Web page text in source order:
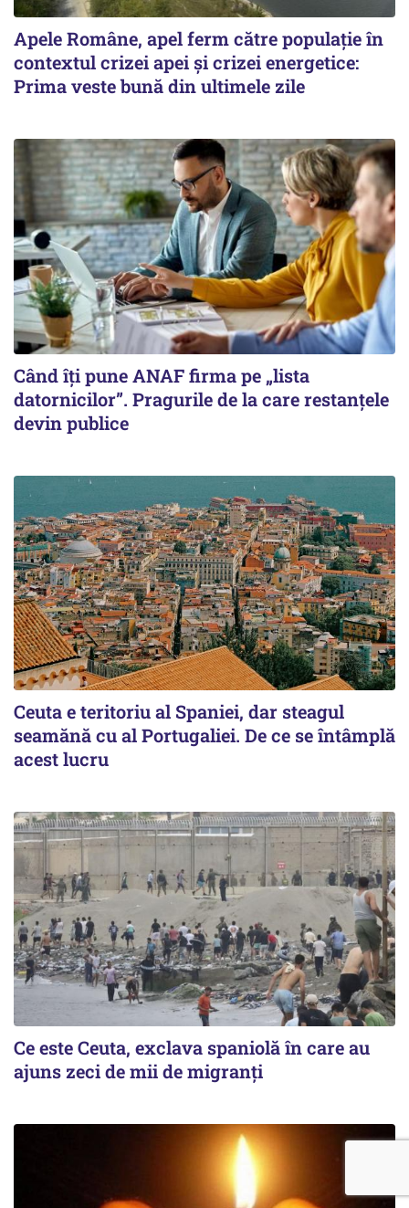
Apele Române, apel ferm către populație în
contextul crizei apei și crizei energetice:
Prima veste bună din ultimele zile
Când îți pune ANAF firma pe „lista
datornicilor”. Pragurile de la care restanțele
devin publice
Ceuta e teritoriu al Spaniei, dar steagul
seamănă cu al Portugaliei. De ce se întâmplă
acest lucru
Ce este Ceuta, exclava spaniolă în care au
ajuns zeci de mii de migranți